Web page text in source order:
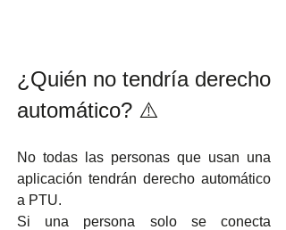
¿Quién no tendría derecho
automático? ⚠️
No todas las personas que usan una
aplicación tendrán derecho automático
a PTU.
Si una persona solo se conecta